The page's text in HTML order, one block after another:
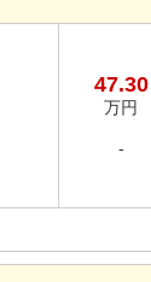
47.30
万円
-